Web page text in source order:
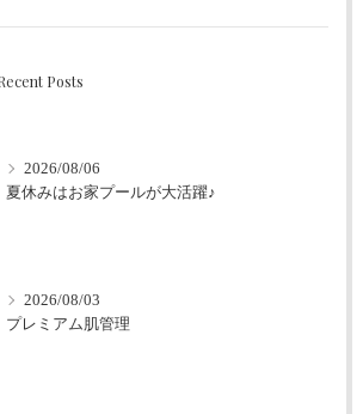
Posts
2026/08/06
夏休みはお家プールが大活躍♪
2026/08/03
プレミアム肌管理